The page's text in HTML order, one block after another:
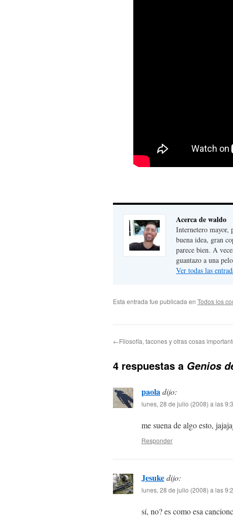
Acerca de waldo
Internetero mayor,
buena idea, gran
parece bien. A
guantazo a una
Ver todas las
Esta entrada fue publicada en Todos los
←Filosofía, tacones y otras cosas
4 respuestas a Genios
paoladijo:
lunes, 28 de julio (2008) a las
me suena de algo esto,
Responder
Jesukedijo:
lunes, 28 de julio (2008) a las
sí, no? es como esa